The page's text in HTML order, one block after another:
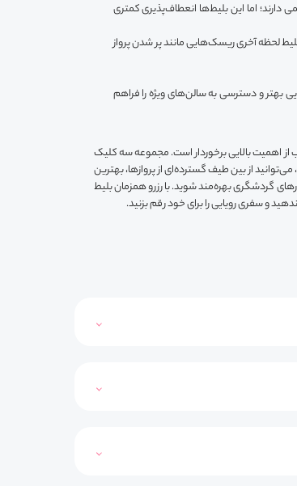
اما این بلیط‌ها انعطاف‌پذیری کمتری
لحظه آخری ریسک‌هایی مانند پر شدن پرواز
بهتر و دسترسی به سالن‌های ویژه را فراهم
از اهمیت بالایی برخوردار است. مجموعه سه کلیک
از بین طیف گسترده‌ای از پروازها، بهترین
گردشگری بهره‌مند شوید. با رزرو همزمان بلیط
و سفری رویایی را برای خود رقم بزنید.